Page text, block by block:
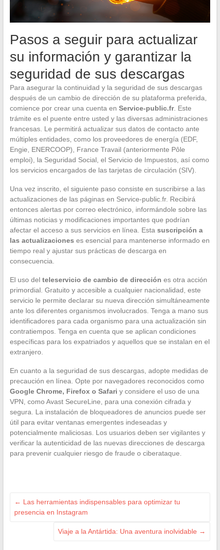
Pasos a seguir para actualizar
su información y garantizar la
seguridad de sus descargas
Para asegurar la continuidad y la seguridad de sus descargas
después de un cambio de dirección de su plataforma preferida,
comience por crear una cuenta en Service-public.fr. Este
trámite es el puente entre usted y las diversas administraciones
francesas. Le permitirá actualizar sus datos de contacto ante
múltiples entidades, como los proveedores de energía (EDF,
Engie, ENERCOOP), France Travail (anteriormente Pôle
emploi), la Seguridad Social, el Servicio de Impuestos, así como
los servicios encargados de las tarjetas de circulación (SIV).
Una vez inscrito, el siguiente paso consiste en suscribirse a las
actualizaciones de las páginas en Service-public.fr. Recibirá
entonces alertas por correo electrónico, informándole sobre las
últimas noticias y modificaciones importantes que podrían
afectar el acceso a sus servicios en línea. Esta suscripción a
las actualizaciones es esencial para mantenerse informado en
tiempo real y ajustar sus prácticas de descarga en
consecuencia.
El uso del teleservicio de cambio de dirección es otra acción
primordial. Gratuito y accesible a cualquier nacionalidad, este
servicio le permite declarar su nueva dirección simultáneamente
ante los diferentes organismos involucrados. Tenga a mano sus
identificadores para cada organismo para una actualización sin
contratiempos. Tenga en cuenta que se aplican condiciones
específicas para los expatriados y aquellos que se instalan en el
extranjero.
En cuanto a la seguridad de sus descargas, adopte medidas de
precaución en línea. Opte por navegadores reconocidos como
Google Chrome, Firefox o Safari y considere el uso de una
VPN, como Avast SecureLine, para una conexión cifrada y
segura. La instalación de bloqueadores de anuncios puede ser
útil para evitar ventanas emergentes indeseadas y
potencialmente maliciosas. Los usuarios deben ser vigilantes y
verificar la autenticidad de las nuevas direcciones de descarga
para prevenir cualquier riesgo de fraude o ciberataque.
← Las herramientas indispensables para optimizar tu
presencia en Instagram
Viaje a la Antártida: Una aventura inolvidable →